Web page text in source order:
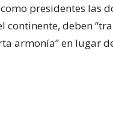
presidentes las
continente, deben
armonía” en lugar